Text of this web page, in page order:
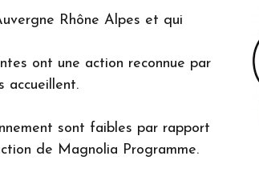
Rhône Alpes et qui
ont une action reconnue par
accueillent.
sont faibles par rapport
de Magnolia Programme.